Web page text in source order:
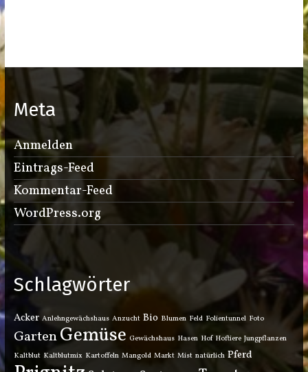
Meta
Anmelden
Eintrags-Feed
Kommentar-Feed
WordPress.org
Schlagwörter
Acker Anlehngewächshaus Anzucht Bio Blumen Feld Folientunnel Foto
GartenGemüse Gewächshaus Hasen Hof Hoftiere Jungpflanzen
Kaltblut Kaltblutmix Kartoffeln Mangold Markt Mist natürlich Pferd